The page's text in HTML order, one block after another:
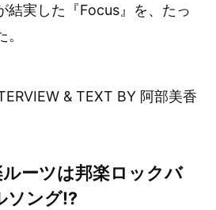
結実した『Focus』を、たっ
& TEXT BY 阿部美香
ーツは邦楽ロックバ
ソング!?